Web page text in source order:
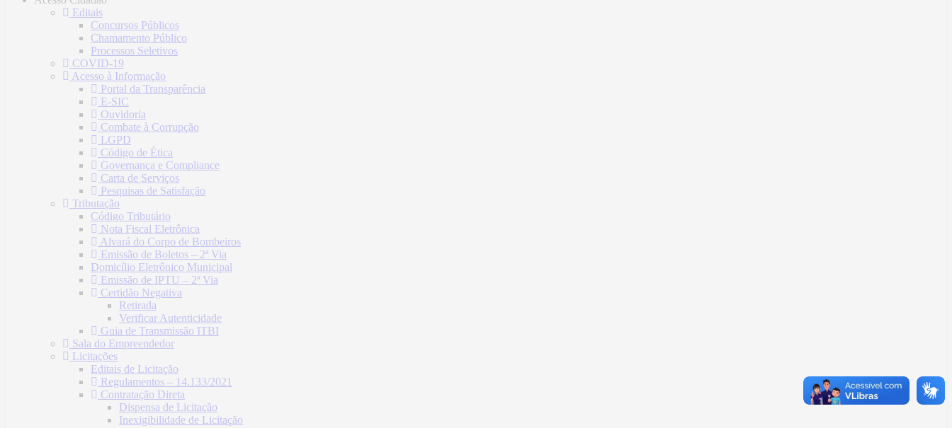
Editais
Concursos Públicos
Chamamento Público
Processos Seletivos
COVID-19
Acesso à Informação
Portal da Transparência
E-SIC
Ouvidoria
Combate à Corrupção
LGPD
Código de Ética
Governança e Compliance
Carta de Serviços
Pesquisas de Satisfação
Tributação
Código Tributário
Nota Fiscal Eletrônica
Alvará do Corpo de Bombeiros
Emissão de Boletos – 2ª Via
Domicílio Eletrônico Municipal
Emissão de IPTU – 2ª Via
Certidão Negativa
Retirada
Verificar Autenticidade
Guia de Transmissão ITBI
Sala do Empreendedor
Licitações
Editais de Licitação
Regulamentos – 14.133/2021
Contratação Direta
Dispensa de Licitação
Inexigibilidade de Licitação